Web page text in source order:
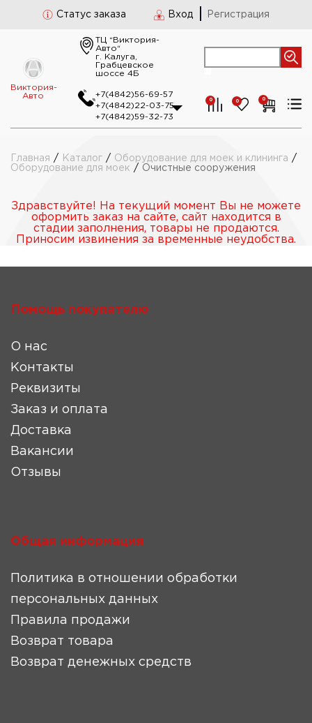
Статус заказа Вход Регистрация
Виктория-
Авто
ТЦ “Виктория-
Авто“
г. Калуга,
Грабцевское
шоссе 4Б
+7(4842)56-69-57
+7(4842)22-03-75
+7(4842)59-32-73
0 0 0
Главная / Каталог / Оборудование для моек и клининга /
Оборудование для моек / Очистные сооружения
Здравствуйте! На текущий момент Вы не можете
оформить заказ на сайте, сайт находится в
стадии заполнения, товары не продаются.
Приносим извинения за временные неудобства.
Помощь покупателю
О нас
Контакты
Реквизиты
Заказ и оплата
Доставка
Вакансии
Отзывы
Общая информация
Политика в отношении обработки
персональных данных
Правила продажи
Возврат товара
Возврат денежных средств